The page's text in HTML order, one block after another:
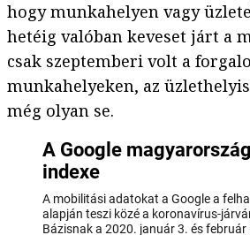
hogy munkahelyen vagy
hetéig valóban keveset járt a
csak szeptemberi volt a
munkahelyeken, az
még olyan se.